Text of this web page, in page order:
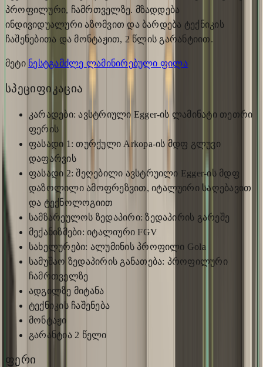
პროფილური, ჩამრთველზე. მზადდება
ინდივიდუალური აზომვით და ბარდება ტექნიკის
ჩაშენებითა და მონტაჟით, 2 წლის გარანტიით.
მეტი ნესტგამძლე ლამინირებული ფილა
სპეციფიკაცია
კარადები: ავსტრიული Egger-ის ლამინატი თეთრი
ფერის
ფასადი 1: თურქული Arkopa-ის მდფ გლუვი
დაფარვის
ფასადი 2: შეღებილი ავსტრუილი Egger-ის მდფ
დაზოლილი ამოფრეზვით, იტალუირი საღებავით
და ტექნოლოგიით
სამზარეულოს ზედაპირი: ზედაპირის გარეშე
მექანიზმები: იტალიური FGV
სახელურები: ალუმინის პროფილი Gola
სამუშაო ზედაპირის განათება: პროფილური
ჩამრთველზე
ადგილზე მიტანა
ტექნიკის ჩაშენება
მონტაჟი
გარანტია 2 წელი
ფერი